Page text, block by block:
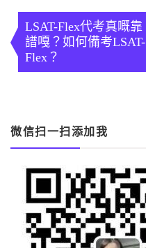
章
導
覽
LSAT-Flex代考真嘅靠
譜嘎？如何備考LSAT-
Flex？
微信扫一扫添加我